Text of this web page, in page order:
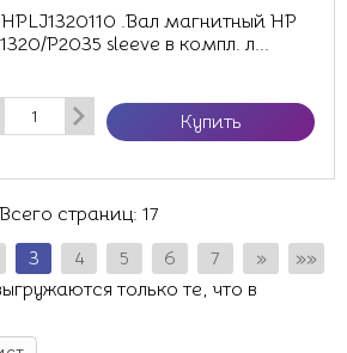
.Вал магнитный HP
P2035 sleeve в компл. л...
Купить
Всего страниц: 17
3 4 5 6 7 »
»»
только те, что в